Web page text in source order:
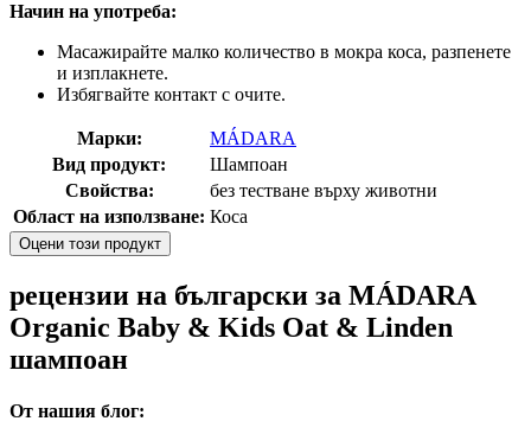
Начин на употреба:
Масажирайте малко количество в мокра коса, разпенете
и изплакнете.
Избягвайте контакт с очите.
Марки:
MÁDARA
Вид продукт:
Шампоан
Свойства:
без тестване върху животни
Област на използване: Коса
Оцени този продукт
рецензии на български за MÁDARA
Organic Baby & Kids Oat & Linden
шампоан
От нашия блог: